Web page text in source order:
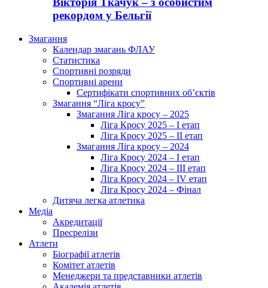
рекордом у Бельгії
Змагання
Календар змагань ФЛАУ
Статистика
Спортивні розряди
Спортивні арени
Сертифікати спортивних об’єктів
Змагання “Ліга кросу”
Змагання Ліга кросу – 2025
Ліга Кросу 2025 – I етап
Ліга Кросу 2025 – II етап
Змагання Ліга кросу – 2024
Ліга Кросу 2024 – I етап
Ліга Кросу 2024 – III етап
Ліга Кросу 2024 – IV етап
Ліга Кросу 2024 – Фінал
Дитяча легка атлетика
Медіа
Акредитації
Пресрелізи
Атлети
Біографії атлетів
Комітет атлетів
Менеджери та представники атлетів